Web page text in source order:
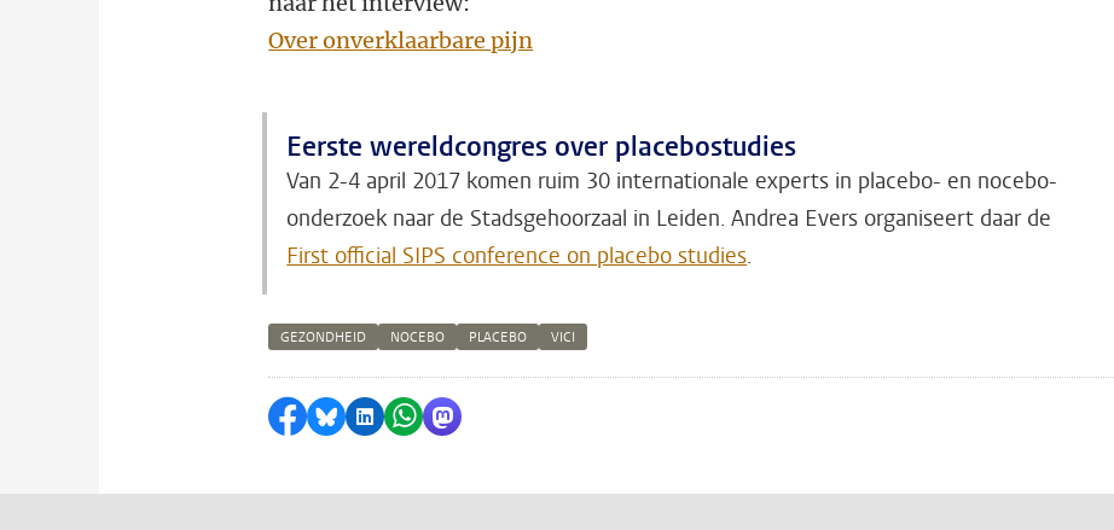
Over onverklaarbare pijn
Eerste wereldcongres over placebostudies
Van 2-4 april 2017 komen ruim 30 internationale experts in placebo- en nocebo-
onderzoek naar de Stadsgehoorzaal in Leiden. Andrea Evers organiseert daar de
First official SIPS conference on placebo studies.
GEZONDHEID NOCEBO PLACEBO VICI
Delen op Facebook
Delen via Bluesky
Delen op LinkedIn
Delen via WhatsApp
Delen via Mastodon